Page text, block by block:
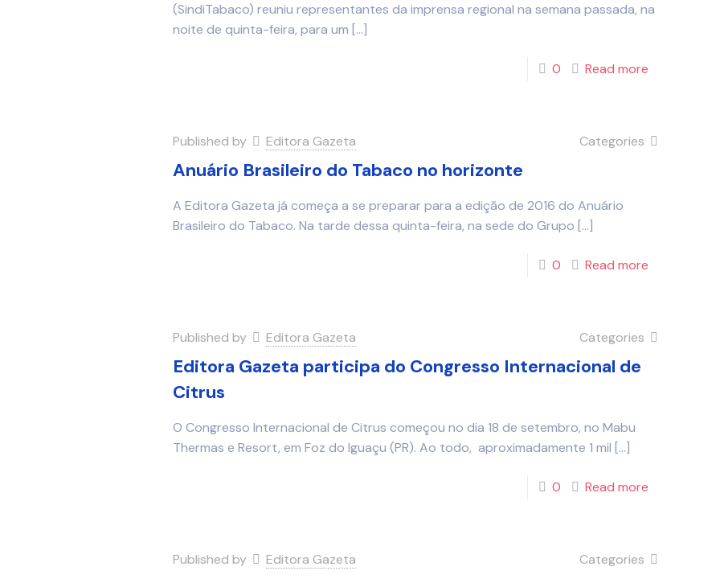
(SindiTabaco) reuniu representantes da imprensa regional na semana passada, na
noite de quinta-feira, para um […]
0 Read more
Published by Editora Gazeta Categories
Anuário Brasileiro do Tabaco no horizonte
A Editora Gazeta já começa a se preparar para a edição de 2016 do Anuário
Brasileiro do Tabaco. Na tarde dessa quinta-feira, na sede do Grupo […]
0 Read more
Published by Editora Gazeta Categories
Editora Gazeta participa do Congresso Internacional de
Citrus
O Congresso Internacional de Citrus começou no dia 18 de setembro, no Mabu
Thermas e Resort, em Foz do Iguaçu (PR). Ao todo, aproximadamente 1 mil […]
0 Read more
Published by Editora Gazeta Categories